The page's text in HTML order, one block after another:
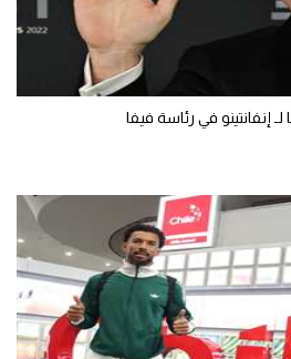
في رئاسة فيفا